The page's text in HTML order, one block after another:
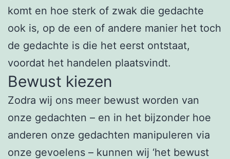
komt en hoe sterk of zwak die gedachte
ook is, op de een of andere manier het toch
de gedachte is die het eerst ontstaat,
voordat het handelen plaatsvindt.
Bewust kiezen
Zodra wij ons meer bewust worden van
onze gedachten – en in het bijzonder hoe
anderen onze gedachten manipuleren via
onze gevoelens – kunnen wij ‘het bewust